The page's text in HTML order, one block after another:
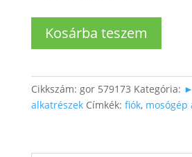
Mosószerfiók
fogadó
Kosárba teszem
Cikkszám: gor 579173 Kategória:
alkatrészek Címkék: fiók, mosógép